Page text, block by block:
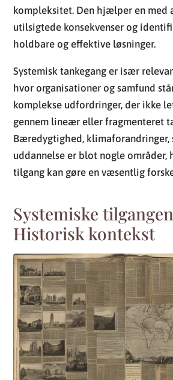
kompleksitet. Den hjælper en med
utilsigtede konsekvenser og
holdbare og effektive løsninger.
Systemisk tankegang er især
hvor organisationer og samfund
komplekse udfordringer, der ikke
gennem lineær eller fragmenteret
Bæredygtighed, klimaforandringer,
uddannelse er blot nogle områder,
tilgang kan gøre en væsentlig
Systemiske
Historisk kontekst